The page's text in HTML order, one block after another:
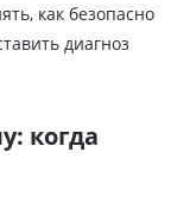
как безопасно
диагноз
когда